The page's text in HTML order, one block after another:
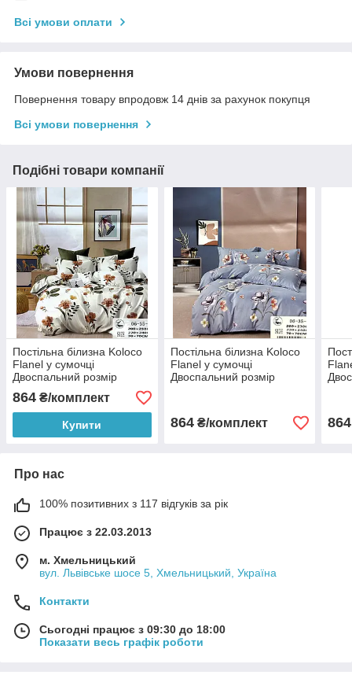
Всі умови оплати
Умови повернення
Повернення товару впродовж 14 днів за рахунок покупця
Всі умови повернення
Подібні товари компанії
Постільна білизна Koloco
Flanel у сумочці
Двоспальний розмір
864 ₴/комплект
Купити
Постільна білизна Koloco
Flanel у сумочці
Двоспальний розмір
864₴/комплект 864
Про нас
100% позитивних з 117 відгуків за рік
Працює з 22.03.2013
м. Хмельницький
вул. Львівське шосе 5, Хмельницький, Україна
Контакти
Сьогодні працює з 09:30 до 18:00
Показати весь графік роботи